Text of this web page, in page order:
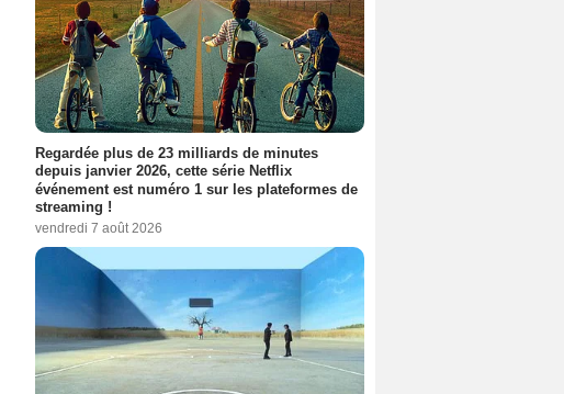
Regardée plus de 23 milliards de minutes
depuis janvier 2026, cette série Netflix
événement est numéro 1 sur les plateformes de
streaming !
vendredi 7 août 2026